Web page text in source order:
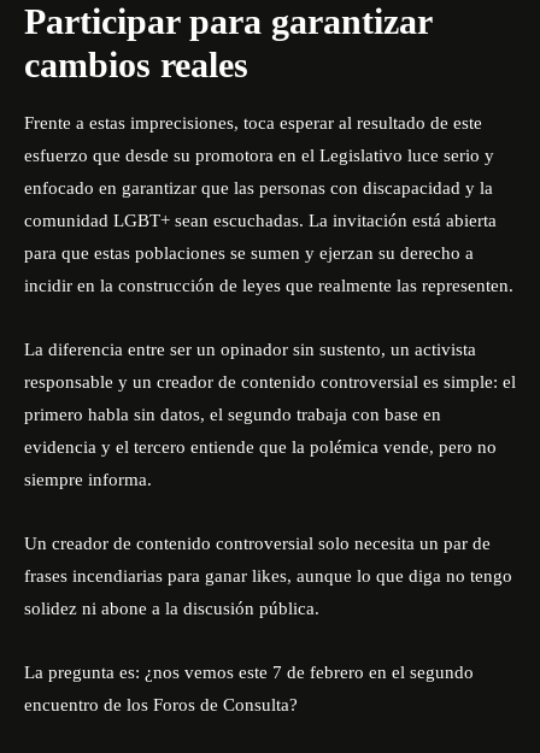
Participar para garantizar
cambios reales
Frente a estas imprecisiones, toca esperar al resultado de este
esfuerzo que desde su promotora en el Legislativo luce serio y
enfocado en garantizar que las personas con discapacidad y la
comunidad LGBT+ sean escuchadas. La invitación está abierta
para que estas poblaciones se sumen y ejerzan su derecho a
incidir en la construcción de leyes que realmente las representen.
La diferencia entre ser un opinador sin sustento, un activista
responsable y un creador de contenido controversial es simple: el
primero habla sin datos, el segundo trabaja con base en
evidencia y el tercero entiende que la polémica vende, pero no
siempre informa.
Un creador de contenido controversial solo necesita un par de
frases incendiarias para ganar likes, aunque lo que diga no tengo
solidez ni abone a la discusión pública.
La pregunta es: ¿nos vemos este 7 de febrero en el segundo
encuentro de los Foros de Consulta?